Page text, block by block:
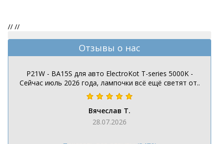
// //
Отзывы о нас
P21W - BA15S для авто ElectroKot T-series 5000K -
Сейчас июль 2026 года, лампочки всё ещё светят от..
Вячеслав Т.
28.07.2026